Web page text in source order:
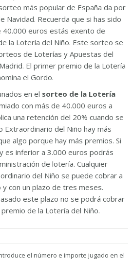
más popular de España da por
Navidad. Recuerda que si has sido
40.000 euros estás exento de
la Lotería del Niño. Este sorteo se
de Loterías y Apuestas del
El primer premio de la Lotería
el Gordo.
en el sorteo de la Lotería
con más de 40.000 euros a
una retención del 20% cuando se
Extraordinario del Niño hay más
algo porque hay más premios. Si
es inferior a 3.000 euros podrás
de lotería. Cualquier
del Niño se puede cobrar a
con un plazo de tres meses.
este plazo no se podrá cobrar
de la Lotería del Niño.
el número e importe jugado en el